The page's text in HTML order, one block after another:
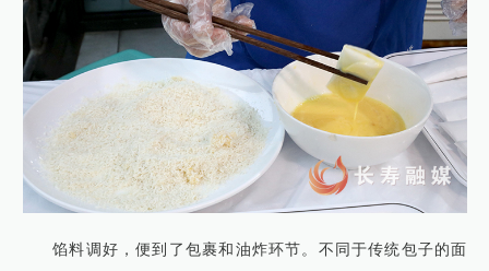
馅料调好，便到了包裹和油炸环节。不同于传统包子的面